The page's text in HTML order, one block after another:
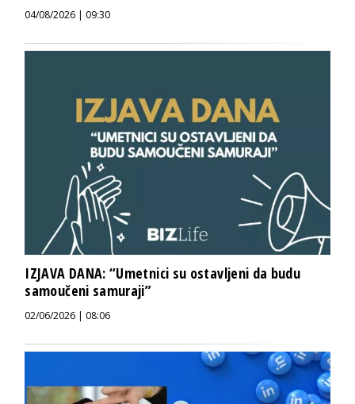
04/08/2026 | 09:30
IZJAVA DANA: “Umetnici su ostavljeni da budu
samoučeni samuraji”
02/06/2026 | 08:06